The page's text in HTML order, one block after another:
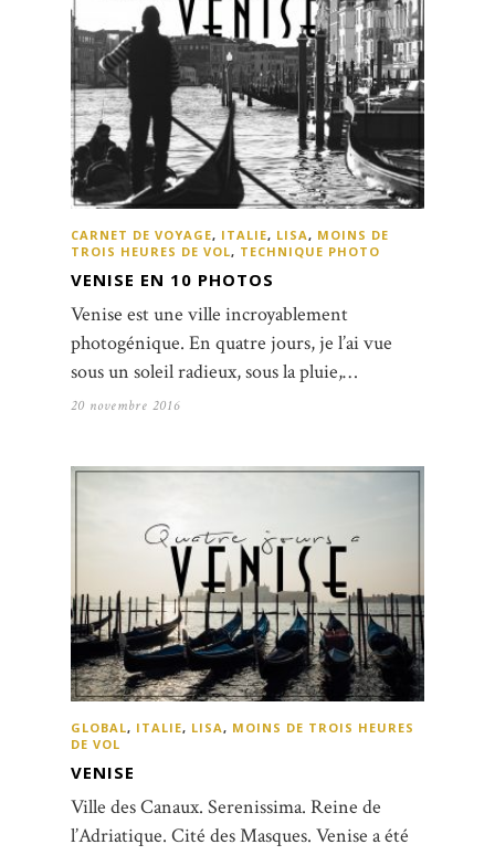
CARNET DE VOYAGE, ITALIE, LISA, MOINS DE
TROIS HEURES DE VOL, TECHNIQUE PHOTO
VENISE EN 10 PHOTOS
Venise est une ville incroyablement
photogénique. En quatre jours, je l’ai vue
sous un soleil radieux, sous la pluie,…
20 novembre 2016
GLOBAL, ITALIE, LISA, MOINS DE TROIS HEURES
DE VOL
VENISE
Ville des Canaux. Serenissima. Reine de
l’Adriatique. Cité des Masques. Venise a été